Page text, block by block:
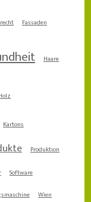
Fassaden
Haare
Kartons
Produktion
Software
Wien